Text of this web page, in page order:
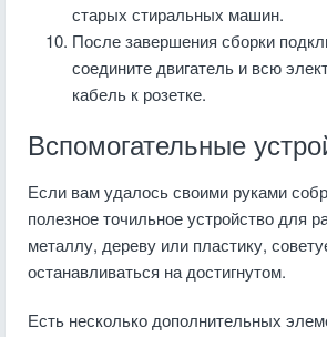
старых стиральных машин.
После завершения сборки
соедините двигатель и всю
кабель к розетке.
Вспомогательные
Если вам удалось своими руками
полезное точильное устройство для
металлу, дереву или пластику,
останавливаться на достигнутом.
Есть несколько дополнительных